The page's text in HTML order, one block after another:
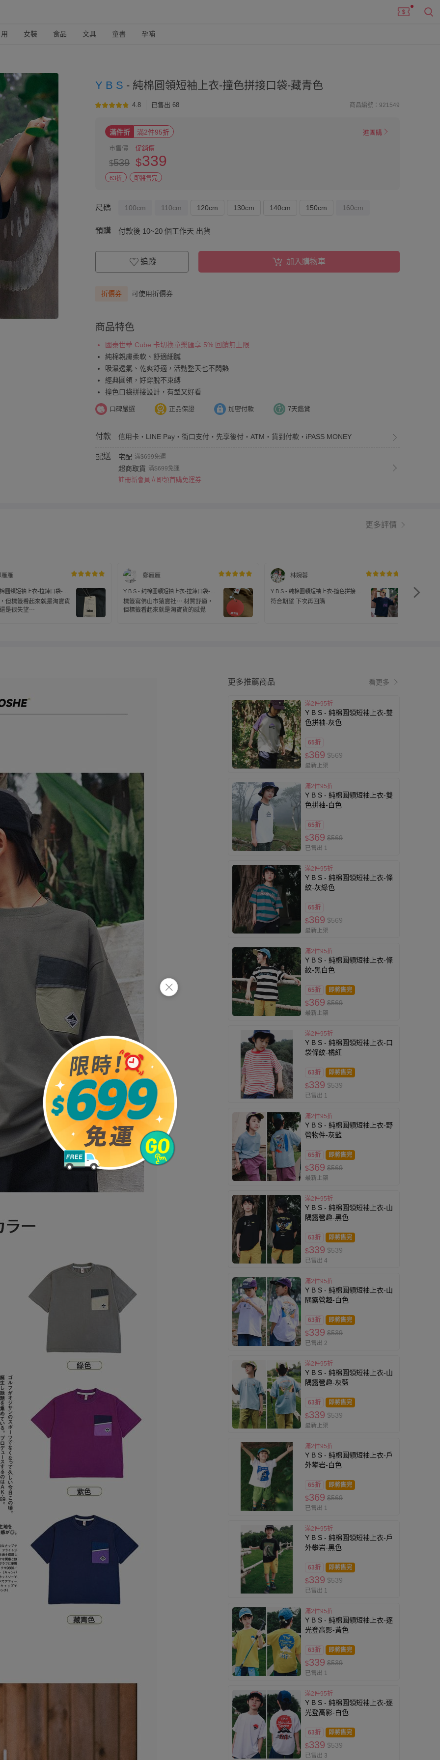
女裝 食品 文具 童書 孕哺
Y B S - 純棉圓領短袖上衣-撞色拼接口袋-藏青色
4.8 已售出 68 商品編號：921549
滿件折 滿2件95折 進團購
市售價
$539
促銷價
$339
63折 即將售完
尺碼 100cm 110cm 120cm 130cm 140cm 150cm 160cm
預購 付款後 10~20 個工作天 出貨
追蹤 加入購物車
折價券 可使用折價券
商品特色
國泰世華 Cube 卡切換童樂匯享 5% 回饋無上限
純棉親膚柔軟、舒適細膩
吸濕透氣、乾爽舒適，活動整天也不悶熱
經典圓領，好穿脫不束縛
撞色口袋拼接設計，有型又好看
口碑嚴選 正品保證 加密付款 7天鑑賞
付款 信用卡・LINE Pay・街口支付・先享後付・ATM・貨到付款・iPASS MONEY
配送 宅配 滿$699免運
超商取貨 滿$699免運
註冊新會員立即領首購免運券
更多評價
雁雁
圓領短袖上衣-拉鍊口袋-灰
但標籤看起來就是淘寶貨
是很失望⋯
鄭雁雁
Y B S - 純棉圓領短袖上衣-拉鍊口袋-咖
色
標籤寫佛山市猿寶社⋯ 材質舒適，
但標籤看起來就是淘寶貨的感覺
林婉蓉
Y B S - 純棉圓領短袖上衣-撞色拼接口
袋-藏青色
符合期望 下次再回購
Y B S -
更多推薦商品 看更多
滿2件95折
Y B S - 純棉圓領短袖上衣-雙
色拼袖-灰色
65折
$369 $569
最新上架
滿2件95折
Y B S - 純棉圓領短袖上衣-雙
色拼袖-白色
65折
$369 $569
已售出 1
滿2件95折
Y B S - 純棉圓領短袖上衣-條
紋-灰綠色
65折
$369 $569
最新上架
滿2件95折
Y B S - 純棉圓領短袖上衣-條
紋-黑白色
65折 即將售完
$369 $569
最新上架
滿2件95折
Y B S - 純棉圓領短袖上衣-口
袋條紋-橘紅
63折 即將售完
$339 $539
已售出 1
滿2件95折
Y B S - 純棉圓領短袖上衣-野
營物件-灰藍
65折 即將售完
$369 $569
最新上架
滿2件95折
Y B S - 純棉圓領短袖上衣-山
隅露營趣-黑色
63折 即將售完
$339 $539
已售出 4
滿2件95折
Y B S - 純棉圓領短袖上衣-山
隅露營趣-白色
63折 即將售完
$339 $539
已售出 2
滿2件95折
Y B S - 純棉圓領短袖上衣-山
隅露營趣-灰藍
63折 即將售完
$339 $539
最新上架
滿2件95折
Y B S - 純棉圓領短袖上衣-戶
外攀岩-白色
65折 即將售完
$369 $569
已售出 1
滿2件95折
Y B S - 純棉圓領短袖上衣-戶
外攀岩-黑色
63折 即將售完
$339 $539
已售出 1
滿2件95折
Y B S - 純棉圓領短袖上衣-逐
光登高影-黃色
63折 即將售完
$339 $539
已售出 1
滿2件95折
Y B S - 純棉圓領短袖上衣-逐
光登高影-白色
63折 即將售完
$339 $539
已售出 3